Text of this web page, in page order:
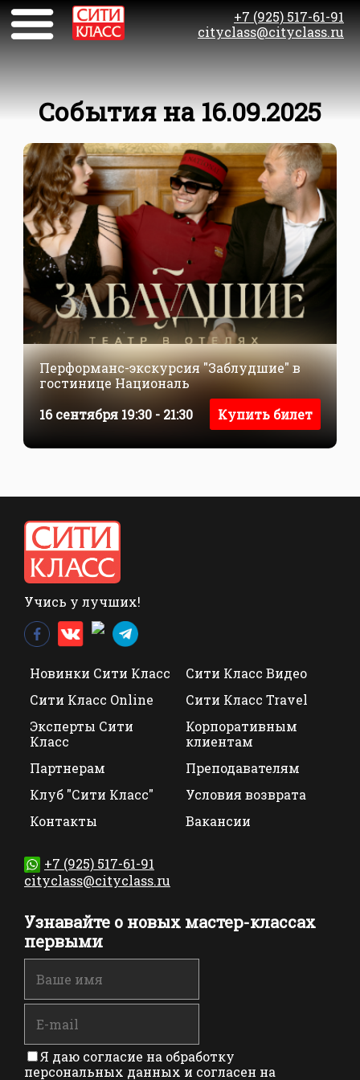
+7 (925) 517-61-91
cityclass@cityclass.ru
События на 16.09.2025
Перформанс-экскурсия "Заблудшие" в
гостинице Националь
16 сентября 19:30 - 21:30
Купить билет
Учись у лучших!
Новинки Сити Класс
Сити Класс Видео
Сити Класс Online
Сити Класс Travel
Эксперты Сити
Класс
Корпоративным
клиентам
Партнерам
Преподавателям
Клуб "Сити Класс"
Условия возврата
Контакты
Вакансии
+7 (925) 517-61-91
cityclass@cityclass.ru
Узнавайте о новых мастер-классах
первыми
Я даю согласие на обработку
персональных данных и согласен на